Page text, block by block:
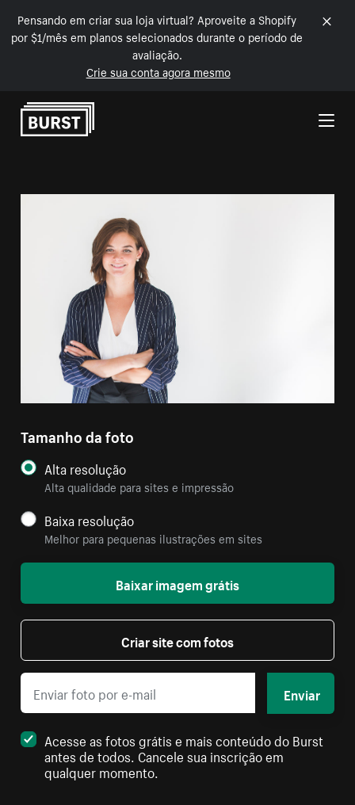
Pensando em criar sua loja virtual? Aproveite a Shopify
por $1/mês em planos selecionados durante o período de
avaliação.
Crie sua conta agora mesmo
Pular para o conteúdo
Tamanho da foto
Alta resolução
Alta qualidade para sites e impressão
Baixa resolução
Melhor para pequenas ilustrações em sites
Baixar imagem grátis
Criar site com fotos
Enviar
Acesse as fotos grátis e mais conteúdo do Burst
antes de todos. Cancele sua inscrição em
qualquer momento.